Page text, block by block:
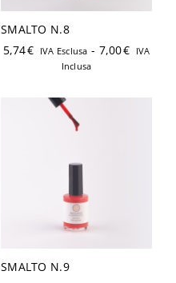
Password dimenticata?
SMALTO N.8
5,74€ IVA Esclusa - 7,00€ IVA
Inclusa
SMALTO N.9